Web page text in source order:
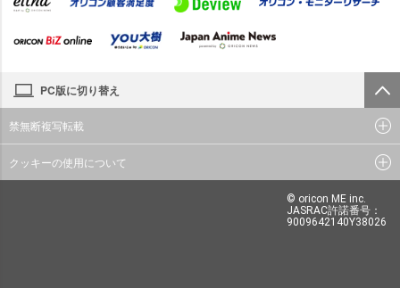
PC版に切り替え
禁無断複写転載
クッキーの使用について
© oricon ME inc.
JASRAC許諾番号：
9009642140Y38026